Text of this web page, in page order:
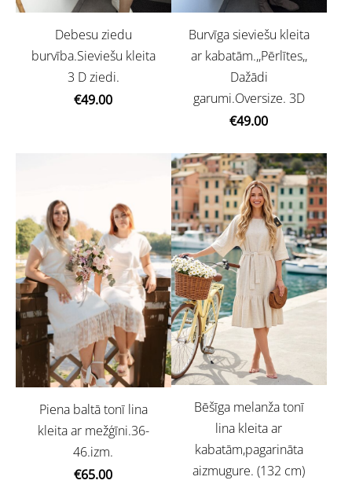
Debesu ziedu
burvība.Sieviešu kleita
3 D ziedi.
€49.00
Burvīga sieviešu kleita
ar kabatām.,,Pērlītes,,
Dažādi
garumi.Oversize. 3D
€49.00
Piena baltā tonī lina
kleita ar mežģīni.36-
46.izm.
€65.00
Bēšīga melanža tonī
lina kleita ar
kabatām,pagarināta
aizmugure. (132 cm)